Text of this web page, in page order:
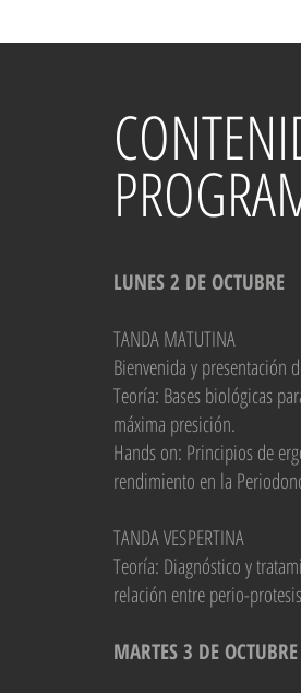
LUNES 2 DE OCTUBRE
TANDA MATUTINA
Bienvenida y presentación
Teoría: Bases biológicas
máxima presición.
Hands on: Principios de
rendimiento en la
TANDA VESPERTINA
Teoría: Diagnóstico y
relación entre perio-
MARTES 3 DE OCTUBRE